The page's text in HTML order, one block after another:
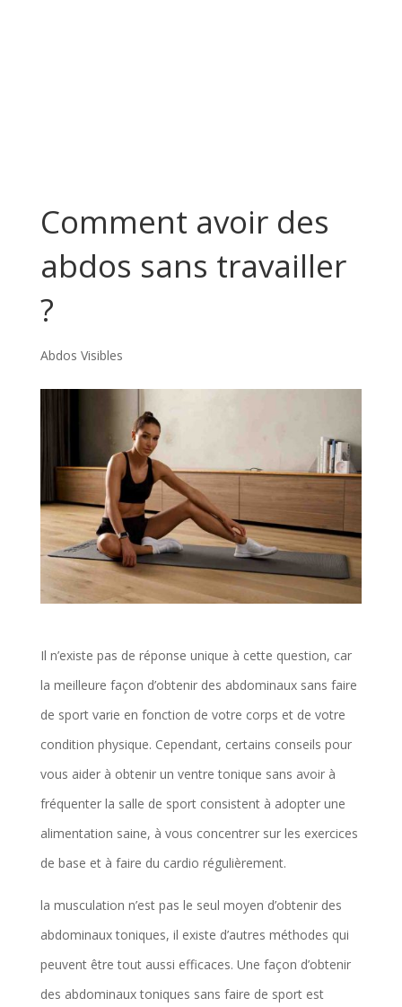
Comment avoir des
abdos sans travailler
?
Abdos Visibles
Il n’existe pas de réponse unique à cette question, car
la meilleure façon d’obtenir des abdominaux sans faire
de sport varie en fonction de votre corps et de votre
condition physique. Cependant, certains conseils pour
vous aider à obtenir un ventre tonique sans avoir à
fréquenter la salle de sport consistent à adopter une
alimentation saine, à vous concentrer sur les exercices
de base et à faire du cardio régulièrement.
la musculation n’est pas le seul moyen d’obtenir des
abdominaux toniques, il existe d’autres méthodes qui
peuvent être tout aussi efficaces. Une façon d’obtenir
des abdominaux toniques sans faire de sport est